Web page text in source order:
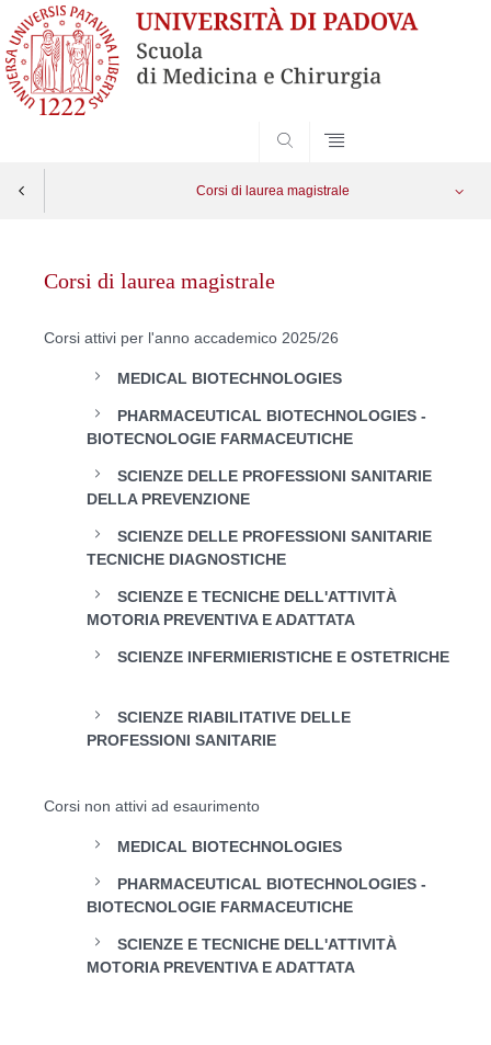
Corsi di laurea magistrale
contenutoCorsi di laurea magistrale
Corsi attivi per l'anno accademico 2025/26
MEDICAL BIOTECHNOLOGIES
PHARMACEUTICAL BIOTECHNOLOGIES -
BIOTECNOLOGIE FARMACEUTICHE
SCIENZE DELLE PROFESSIONI SANITARIE
DELLA PREVENZIONE
SCIENZE DELLE PROFESSIONI SANITARIE
TECNICHE DIAGNOSTICHE
SCIENZE E TECNICHE DELL'ATTIVITÀ
MOTORIA PREVENTIVA E ADATTATA
SCIENZE INFERMIERISTICHE E OSTETRICHE
SCIENZE RIABILITATIVE DELLE
PROFESSIONI SANITARIE
Corsi non attivi ad esaurimento
MEDICAL BIOTECHNOLOGIES
PHARMACEUTICAL BIOTECHNOLOGIES -
BIOTECNOLOGIE FARMACEUTICHE
SCIENZE E TECNICHE DELL'ATTIVITÀ
MOTORIA PREVENTIVA E ADATTATA